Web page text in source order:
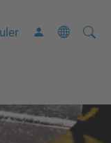
Cerca
C
a